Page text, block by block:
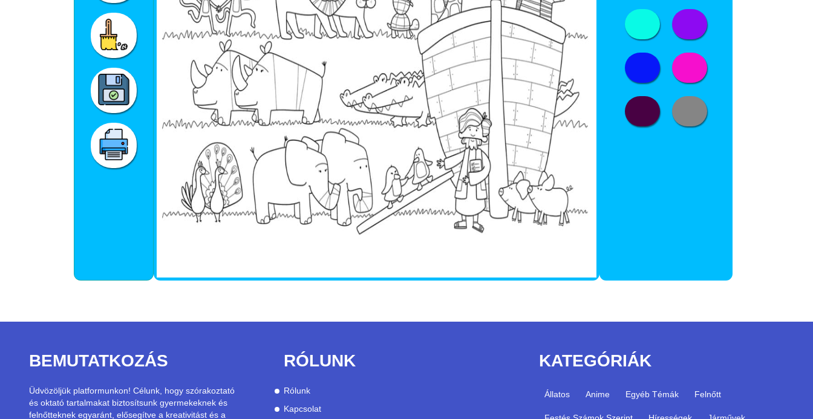
BEMUTATKOZÁS
Üdvözöljük platformunkon! Célunk, hogy szórakoztató
és oktató tartalmakat biztosítsunk gyermekeknek és
felnőtteknek egyaránt, elősegítve a kreativitást és a
RÓLUNK
Rólunk
Kapcsolat
KATEGÓRIÁK
Állatos Anime Egyéb Témák Felnőtt